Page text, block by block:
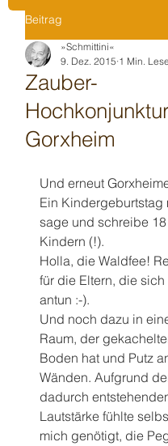
Beitrag
Zauber-
Hochkonjunktur
Gorxheim
»Schmittini«
9. Dez. 2015 1 Min.
Und erneut
Ein Kindergeburtstag
sage und schreibe 18
Kindern (!).
Holla, die Waldfee!
für die Eltern, die
antun :-).
Und noch dazu in
Raum, der
Boden hat und Putz
Wänden. Aufgrund
dadurch
Lautstärke fühlte
mich genötigt, die